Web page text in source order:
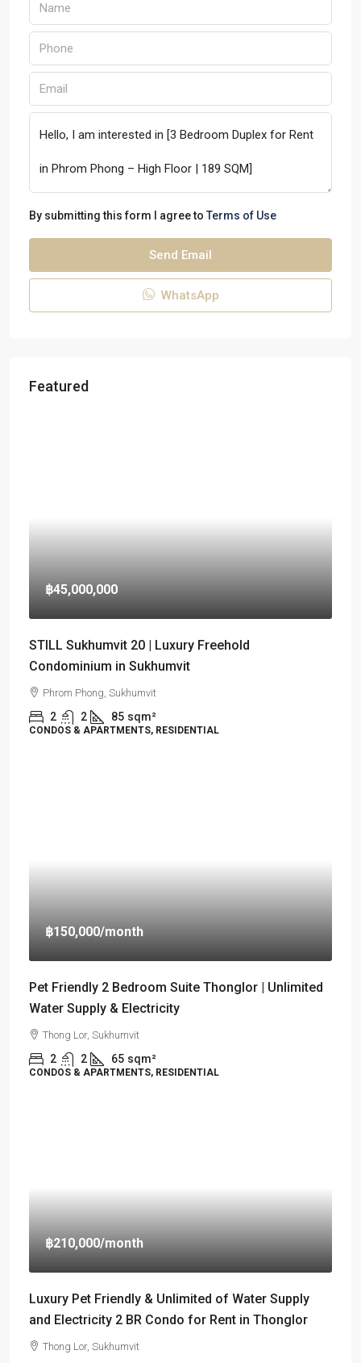
By submitting this form I agree to Terms of Use
Send Email
WhatsApp
Featured
฿45,000,000
STILL Sukhumvit 20 | Luxury Freehold
Condominium in Sukhumvit
Phrom Phong, Sukhumvit
2 2 85 sqm²
CONDOS & APARTMENTS, RESIDENTIAL
฿150,000/month
Pet Friendly 2 Bedroom Suite Thonglor | Unlimited
Water Supply & Electricity
Thong Lor, Sukhumvit
2 2 65 sqm²
CONDOS & APARTMENTS, RESIDENTIAL
฿210,000/month
Luxury Pet Friendly & Unlimited of Water Supply
and Electricity 2 BR Condo for Rent in Thonglor
Thong Lor, Sukhumvit